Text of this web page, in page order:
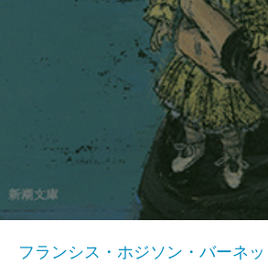
フランシス・ホジソン・バーネ